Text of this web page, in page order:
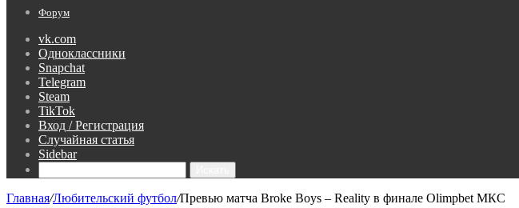
Форум
vk.com
Одноклассники
Snapchat
Telegram
Steam
TikTok
Вход / Регистрация
Случайная статья
Sidebar
Главная/Любительский футбол/Превью матча Broke Boys – Reality в финале Olimpbet МКС